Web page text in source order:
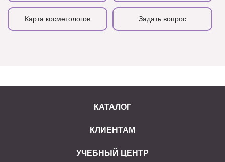
Карта косметологов Задать вопрос
КАТАЛОГ
КЛИЕНТАМ
УЧЕБНЫЙ ЦЕНТР